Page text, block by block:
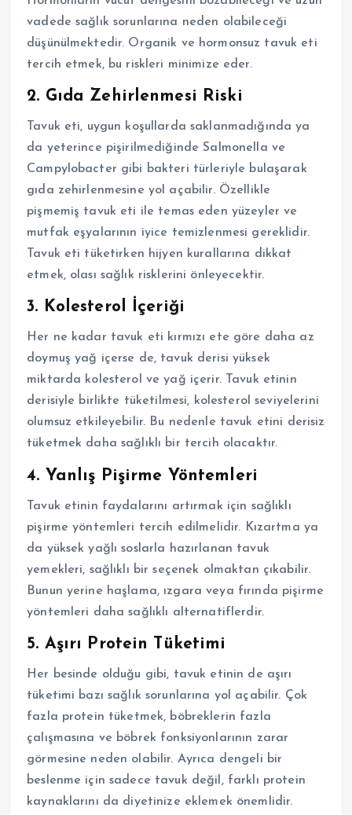
vadede sağlık sorunlarına neden olabileceği
düşünülmektedir. Organik ve hormonsuz tavuk eti
tercih etmek, bu riskleri minimize eder.
2. Gıda Zehirlenmesi Riski
Tavuk eti, uygun koşullarda saklanmadığında ya
da yeterince pişirilmediğinde Salmonella ve
Campylobacter gibi bakteri türleriyle bulaşarak
gıda zehirlenmesine yol açabilir. Özellikle
pişmemiş tavuk eti ile temas eden yüzeyler ve
mutfak eşyalarının iyice temizlenmesi gereklidir.
Tavuk eti tüketirken hijyen kurallarına dikkat
etmek, olası sağlık risklerini önleyecektir.
3. Kolesterol İçeriği
Her ne kadar tavuk eti kırmızı ete göre daha az
doymuş yağ içerse de, tavuk derisi yüksek
miktarda kolesterol ve yağ içerir. Tavuk etinin
derisiyle birlikte tüketilmesi, kolesterol seviyelerini
olumsuz etkileyebilir. Bu nedenle tavuk etini derisiz
tüketmek daha sağlıklı bir tercih olacaktır.
4. Yanlış Pişirme Yöntemleri
Tavuk etinin faydalarını artırmak için sağlıklı
pişirme yöntemleri tercih edilmelidir. Kızartma ya
da yüksek yağlı soslarla hazırlanan tavuk
yemekleri, sağlıklı bir seçenek olmaktan çıkabilir.
Bunun yerine haşlama, ızgara veya fırında pişirme
yöntemleri daha sağlıklı alternatiflerdir.
5. Aşırı Protein Tüketimi
Her besinde olduğu gibi, tavuk etinin de aşırı
tüketimi bazı sağlık sorunlarına yol açabilir. Çok
fazla protein tüketmek, böbreklerin fazla
çalışmasına ve böbrek fonksiyonlarının zarar
görmesine neden olabilir. Ayrıca dengeli bir
beslenme için sadece tavuk değil, farklı protein
kaynaklarını da diyetinize eklemek önemlidir.